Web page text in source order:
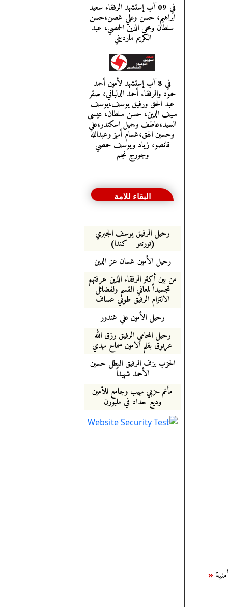
في 09 آب إستشهد الرفقاء سعيد
ابراهيم، حسن وعلي غصن،حسن
سلطان ومحي الدين الحمصي، عبد
الكريم مارديني
في 8 آب إستشهد لأمين أحمد
حمود والرفقاء أحمد الدلباني، صقر
عبد الحق ورفيق يوسف،يوسف
سيف الدين، حسن سلطان، عيسى
السيد،عاطف وجميل اسكندر،علي
وحسين الهق،غسام أمهز وعبدالله
قانصو، زياد ويوسف حمصي
وجورج نجم
البقاء للامة
رحيل الرفيق يوسف الجبري
(تورنتو – كندا)
رحيل الأمين غسان عز الدين
من بين أكثر الرفقاء الذين عرفتهم
تجسيداً لمعاني القسم ولفضائل
الالتزام الرفيق طوني عساف
رحيل الأمين علي غندور
رحيل المحامي الرفيق رزق الله
عرنوق بقلم الامين سماح مهدي
الحزب يزف الرفيق البطل حسين
الأحمد شهيداً
مأتم حزبي مهيب وجامع للأمين
وديع حداد في ملبورن
«